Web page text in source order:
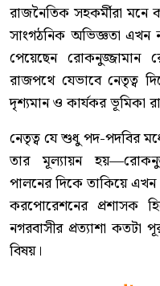
রাজনৈতিক সহকর্মীরা মনে
সাংগঠনিক অভিজ্ঞতা এখন
পেয়েছেন রোকনুজ্জামান
রাজপথে যেভাবে নেতৃত্ব
দৃশ্যমান ও কার্যকর ভূমিকা
নেতৃত্ব যে শুধু পদ-পদবির
তার মূল্যায়ন
পালনের দিকে তাকিয়ে এখন
করপোরেশনের প্রশাসক
নগরবাসীর প্রত্যাশা
বিষয়।